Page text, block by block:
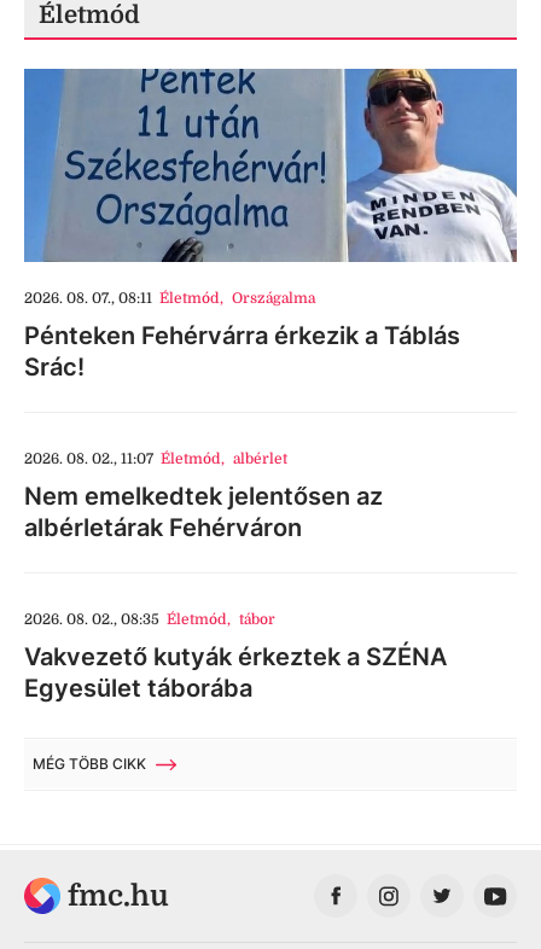
Életmód
2026. 08. 07., 08:11 Életmód, Országalma
Pénteken Fehérvárra érkezik a Táblás
Srác!
2026. 08. 02., 11:07 Életmód, albérlet
Nem emelkedtek jelentősen az
albérletárak Fehérváron
2026. 08. 02., 08:35 Életmód, tábor
Vakvezető kutyák érkeztek a SZÉNA
Egyesület táborába
MÉG TÖBB CIKK
fmc.hu